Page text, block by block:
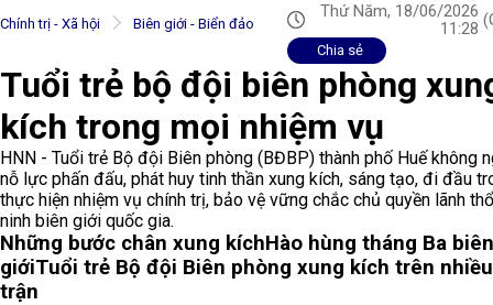
Chính trị - Xã hội Biên giới - Biển đảo
Thứ Năm, 18/06/2026
11:28
Chia sẻ
Tuổi trẻ bộ đội biên phòng
kích trong mọi nhiệm vụ
HNN - Tuổi trẻ Bộ đội Biên phòng (BĐBP) thành phố Huế không
nỗ lực phấn đấu, phát huy tinh thần xung kích, sáng tạo, đi đầu
thực hiện nhiệm vụ chính trị, bảo vệ vững chắc chủ quyền lãnh
ninh biên giới quốc gia.
Những bước chân xung kíchHào hùng tháng Ba biên
giớiTuổi trẻ Bộ đội Biên phòng xung kích trên
trận